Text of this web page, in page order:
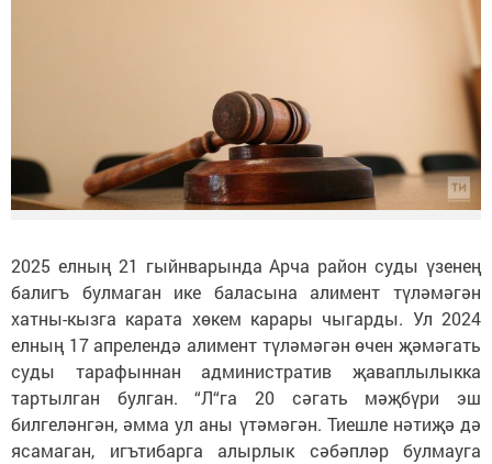
2025 елның 21 гыйнварында Арча район суды үзенең
балигъ булмаган ике баласына алимент түләмәгән
хатны-кызга карата хөкем карары чыгарды. Ул 2024
елның 17 апрелендә алимент түләмәгән өчен җәмәгать
суды тарафыннан административ җаваплылыкка
тартылган булган. “Л“га 20 сәгать мәҗбүри эш
билгеләнгән, әмма ул аны үтәмәгән. Тиешле нәтиҗә дә
ясамаган, игътибарга алырлык сәбәпләр булмауга